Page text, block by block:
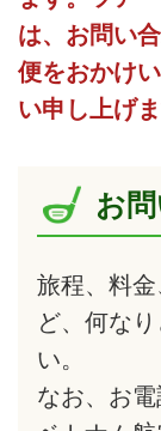
は、お問い
便をおかけ
い申し上げま
お
旅程、料
ど、何な
い。
なお、お